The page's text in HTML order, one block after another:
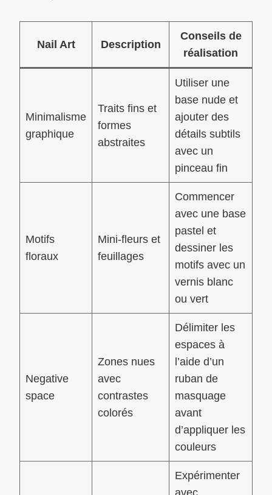
Nail Art Description
Conseils de
réalisation
Minimalisme
graphique
Traits fins et
formes
abstraites
Utiliser une
base nude et
ajouter des
détails subtils
avec un
pinceau fin
Motifs
floraux
Mini-fleurs et
feuillages
Commencer
avec une base
pastel et
dessiner les
motifs avec un
vernis blanc
ou vert
Negative
space
Zones nues
avec
contrastes
colorés
Délimiter les
espaces à
l’aide d’un
ruban de
masquage
avant
d’appliquer les
couleurs
Expérimenter
avec